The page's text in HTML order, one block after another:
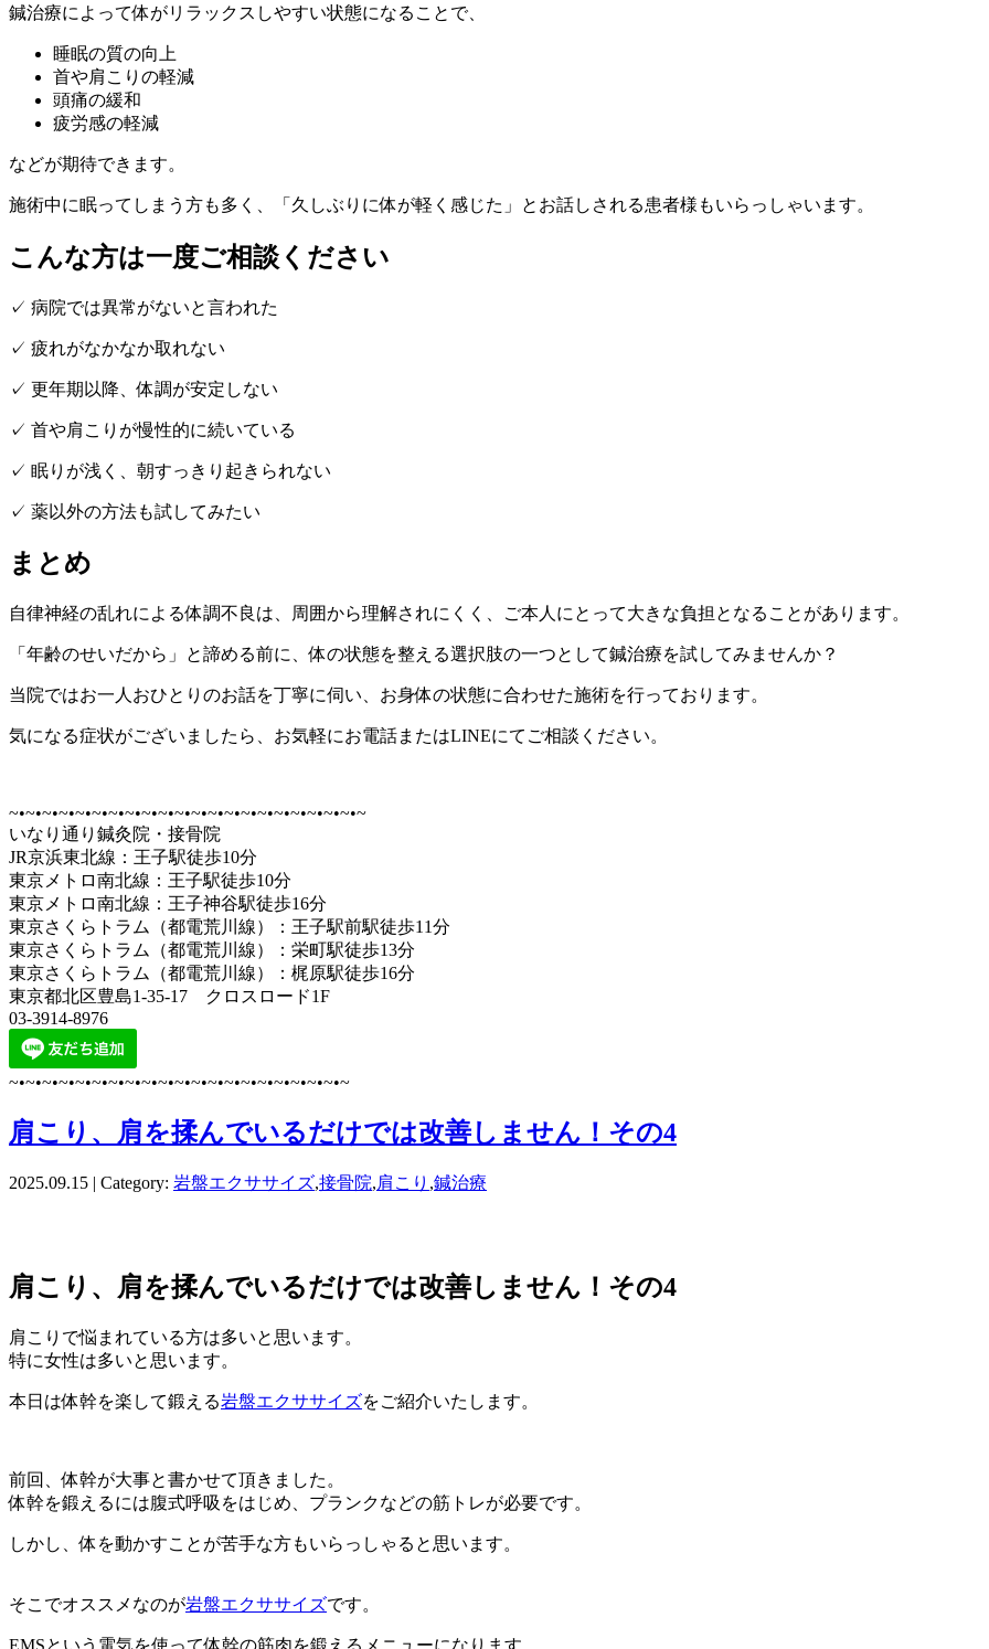
鍼治療によって体がリラックスしやすい状態になることで、
睡眠の質の向上
首や肩こりの軽減
頭痛の緩和
疲労感の軽減
などが期待できます。
施術中に眠ってしまう方も多く、「久しぶりに体が軽く感じた」とお話しされる患者様もいらっしゃいます。
こんな方は一度ご相談ください
✓ 病院では異常がないと言われた
✓ 疲れがなかなか取れない
✓ 更年期以降、体調が安定しない
✓ 首や肩こりが慢性的に続いている
✓ 眠りが浅く、朝すっきり起きられない
✓ 薬以外の方法も試してみたい
まとめ
自律神経の乱れによる体調不良は、周囲から理解されにくく、ご本人にとって大きな負担となることがあります。
「年齢のせいだから」と諦める前に、体の状態を整える選択肢の一つとして鍼治療を試してみませんか？
当院ではお一人おひとりのお話を丁寧に伺い、お身体の状態に合わせた施術を行っております。
気になる症状がございましたら、お気軽にお電話またはLINEにてご相談ください。
~•~•~•~•~•~•~•~•~•~•~•~•~•~•~•~•~•~•~•~•~•~
いなり通り鍼灸院・接骨院
JR京浜東北線：王子駅徒歩10分
東京メトロ南北線：王子駅徒歩10分
東京メトロ南北線：王子神谷駅徒歩16分
東京さくらトラム（都電荒川線）：王子駅前駅徒歩11分
東京さくらトラム（都電荒川線）：栄町駅徒歩13分
東京さくらトラム（都電荒川線）：梶原駅徒歩16分
東京都北区豊島1-35-17 クロスロード1F
03-3914-8976
~•~•~•~•~•~•~•~•~•~•~•~•~•~•~•~•~•~•~•~•~
肩こり、肩を揉んでいるだけでは改善しません！その4
2025.09.15 | Category: 岩盤エクササイズ,接骨院,肩こり ,鍼治療
肩こり、肩を揉んでいるだけでは改善しません！その4
肩こりで悩まれている方は多いと思います。
特に女性は多いと思います。
本日は体幹を楽して鍛える岩盤エクササイズをご紹介いたします。
前回、体幹が大事と書かせて頂きました。
体幹を鍛えるには腹式呼吸をはじめ、プランクなどの筋トレが必要です。
しかし、体を動かすことが苦手な方もいらっしゃると思います。
そこでオススメなのが岩盤エクササイズです。
EMSという電気を使って体幹の筋肉を鍛えるメニューになります。